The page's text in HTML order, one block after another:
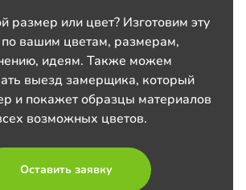
размер или цвет? Изготовим эту
вашим цветам, размерам,
идеям. Также можем
выезд замерщика, который
и покажет образцы материалов
возможных цветов.
Оставить заявку